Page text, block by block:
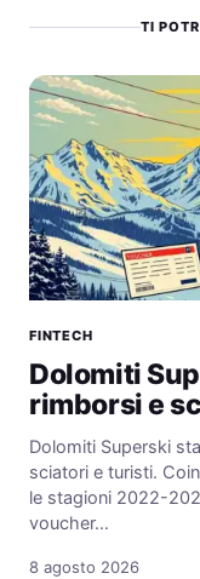
TI
FINTECH
Dolomiti
rimborsi e
Dolomiti Superski
sciatori e turisti.
le stagioni 2022-
voucher…
8 agosto 2026